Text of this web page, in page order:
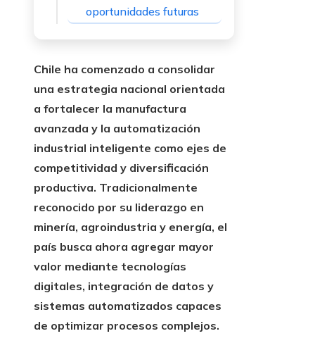
oportunidades futuras
Chile ha comenzado a consolidar
una estrategia nacional orientada
a fortalecer la manufactura
avanzada y la automatización
industrial inteligente como ejes de
competitividad y diversificación
productiva. Tradicionalmente
reconocido por su liderazgo en
minería, agroindustria y energía, el
país busca ahora agregar mayor
valor mediante tecnologías
digitales, integración de datos y
sistemas automatizados capaces
de optimizar procesos complejos.